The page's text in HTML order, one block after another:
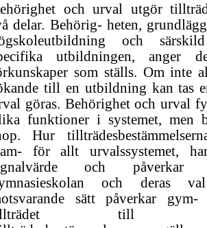
och urval utgör
delar. Behörig- heten,
och
utbildningen, anger
som ställs. Om inte
till en utbildning kan tas
göras. Behörighet och urval
funktioner i systemet, men
Hur
för allt urvalssystemet,
och
och deras
sätt påverkar gym-
till